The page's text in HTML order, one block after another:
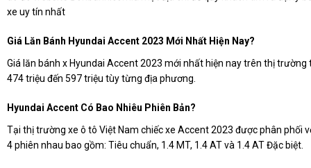
xe uy tín nhất
Giá Lăn Bánh Hyundai Accent 2023 Mới Nhất Hiện Nay?
Giá lăn bánh x Hyundai Accent 2023 mới nhất hiện nay trên thị trường
474 triệu đến 597 triệu tùy từng địa phương.
Hyundai Accent Có Bao Nhiêu Phiên Bản?
Tại thị trường xe ô tô Việt Nam chiếc xe Accent 2023 được phân phối
4 phiên nhau bao gồm: Tiêu chuẩn, 1.4 MT, 1.4 AT và 1.4 AT Đặc biệt.